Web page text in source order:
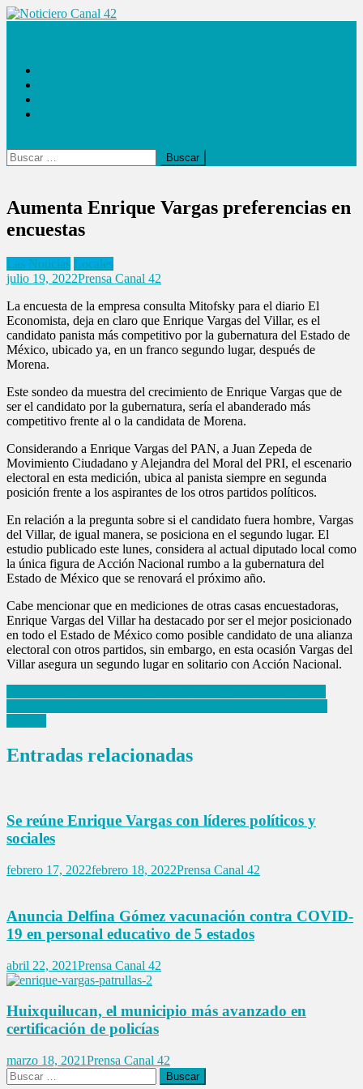
Saltar
Buscar:
Aumenta Enrique Vargas preferencias en
encuestas
Las Noticias Locales
julio 19, 2022Prensa Canal 42
La encuesta de la empresa consulta Mitofsky para el diario El
Economista, deja en claro que Enrique Vargas del Villar, es el
candidato panista más competitivo por la gubernatura del Estado de
México, ubicado ya, en un franco segundo lugar, después de
Morena.
Este sondeo da muestra del crecimiento de Enrique Vargas que de
ser el candidato por la gubernatura, sería el abanderado más
competitivo frente al o la candidata de Morena.
Considerando a Enrique Vargas del PAN, a Juan Zepeda de
Movimiento Ciudadano y Alejandra del Moral del PRI, el escenario
electoral en esta medición, ubica al panista siempre en segunda
posición frente a los aspirantes de los otros partidos políticos.
En relación a la pregunta sobre si el candidato fuera hombre, Vargas
del Villar, de igual manera, se posiciona en el segundo lugar. El
estudio publicado este lunes, considera al actual diputado local como
la única figura de Acción Nacional rumbo a la gubernatura del
Estado de México que se renovará el próximo año.
Cabe mencionar que en mediciones de otras casas encuestadoras,
Enrique Vargas del Villar ha destacado por ser el mejor posicionado
en todo el Estado de México como posible candidato de una alianza
electoral con otros partidos, sin embargo, en esta ocasión Vargas del
Villar asegura un segundo lugar en solitario con Acción Nacional.
Navegación
de
Entradas relacionadas
Se reúne Enrique Vargas con líderes políticos y
sociales
febrero 17, 2022febrero 18, 2022Prensa Canal 42
Anuncia Delfina Gómez vacunación contra COVID-
19 en personal educativo de 5 estados
abril 22, 2021Prensa Canal 42
Huixquilucan, el municipio más avanzado en
certificación de policías
marzo 18, 2021Prensa Canal 42
Buscar: